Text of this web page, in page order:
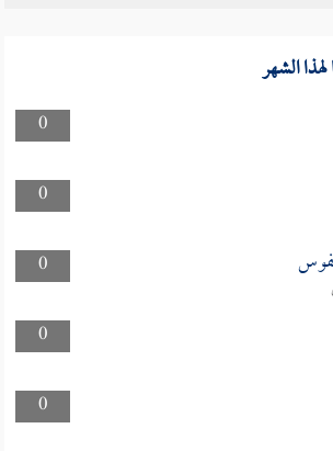
الشهر
0
0
0
0
0